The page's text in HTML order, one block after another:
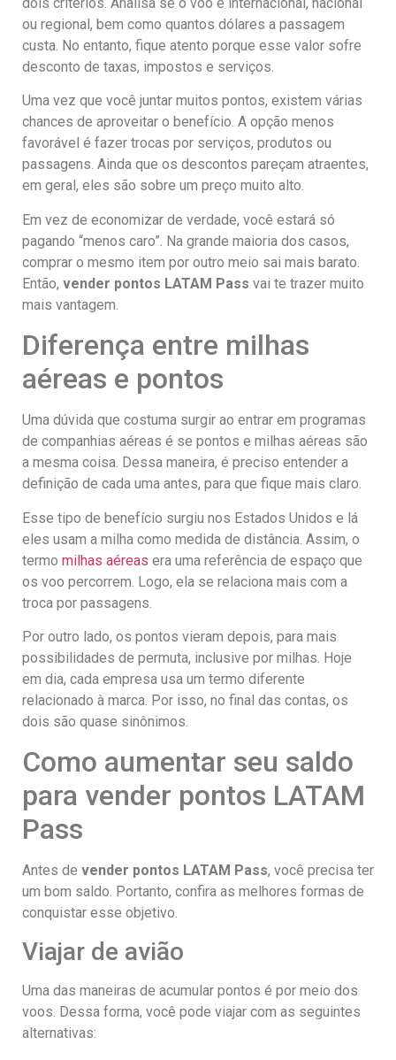
ou regional, bem como quantos dólares a passagem
custa. No entanto, fique atento porque esse valor sofre
desconto de taxas, impostos e serviços.
Uma vez que você juntar muitos pontos, existem várias
chances de aproveitar o benefício. A opção menos
favorável é fazer trocas por serviços, produtos ou
passagens. Ainda que os descontos pareçam atraentes,
em geral, eles são sobre um preço muito alto.
Em vez de economizar de verdade, você estará só
pagando “menos caro”. Na grande maioria dos casos,
comprar o mesmo item por outro meio sai mais barato.
Então, vender pontos LATAM Pass vai te trazer muito
mais vantagem.
Diferença entre milhas
aéreas e pontos
Uma dúvida que costuma surgir ao entrar em programas
de companhias aéreas é se pontos e milhas aéreas são
a mesma coisa. Dessa maneira, é preciso entender a
definição de cada uma antes, para que fique mais claro.
Esse tipo de benefício surgiu nos Estados Unidos e lá
eles usam a milha como medida de distância. Assim, o
termo milhas aéreas era uma referência de espaço que
os voo percorrem. Logo, ela se relaciona mais com a
troca por passagens.
Por outro lado, os pontos vieram depois, para mais
possibilidades de permuta, inclusive por milhas. Hoje
em dia, cada empresa usa um termo diferente
relacionado à marca. Por isso, no final das contas, os
dois são quase sinônimos.
Como aumentar seu saldo
para vender pontos LATAM
Pass
Antes de vender pontos LATAM Pass, você precisa ter
um bom saldo. Portanto, confira as melhores formas de
conquistar esse objetivo.
Viajar de avião
Uma das maneiras de acumular pontos é por meio dos
voos. Dessa forma, você pode viajar com as seguintes
alternativas: